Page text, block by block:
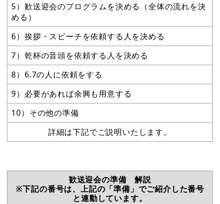
5）歓送迎会のプログラムを決める（全体の流れを決
める）
6）挨拶・スピーチを依頼する人を決める
7）乾杯の音頭を依頼する人を決める
8）6.7の人に依頼をする
9）必要があれば余興も用意する
10）その他の準備
詳細は下記でご説明いたします。
歓送迎会の準備 解説
※下記の番号は、上記の「準備」でご紹介した番号
と連動しています。